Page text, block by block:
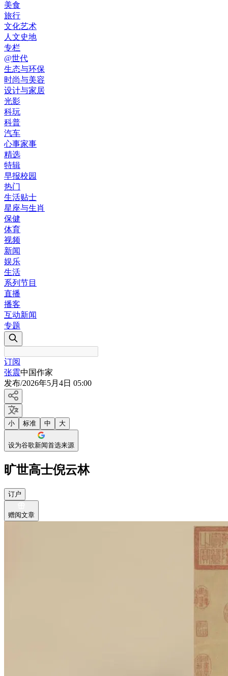
美食
旅行
文化艺术
人文史地
专栏
@世代
生态与环保
时尚与美容
设计与家居
光影
科玩
科普
汽车
心事家事
精选
特辑
早报校园
热门
生活贴士
星座与生肖
保健
体育
视频
新闻
娱乐
生活
系列节目
直播
播客
互动新闻
专题
订阅
张震中国作家
发布/2026年5月4日 05:00
小 标准 中 大
设为谷歌新闻首选来源
旷世高士倪云林
订户
赠阅文章